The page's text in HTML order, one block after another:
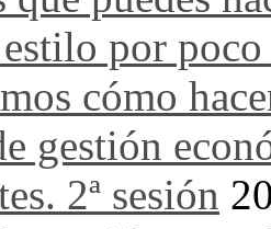
por
cómo
gestión
2ª sesión